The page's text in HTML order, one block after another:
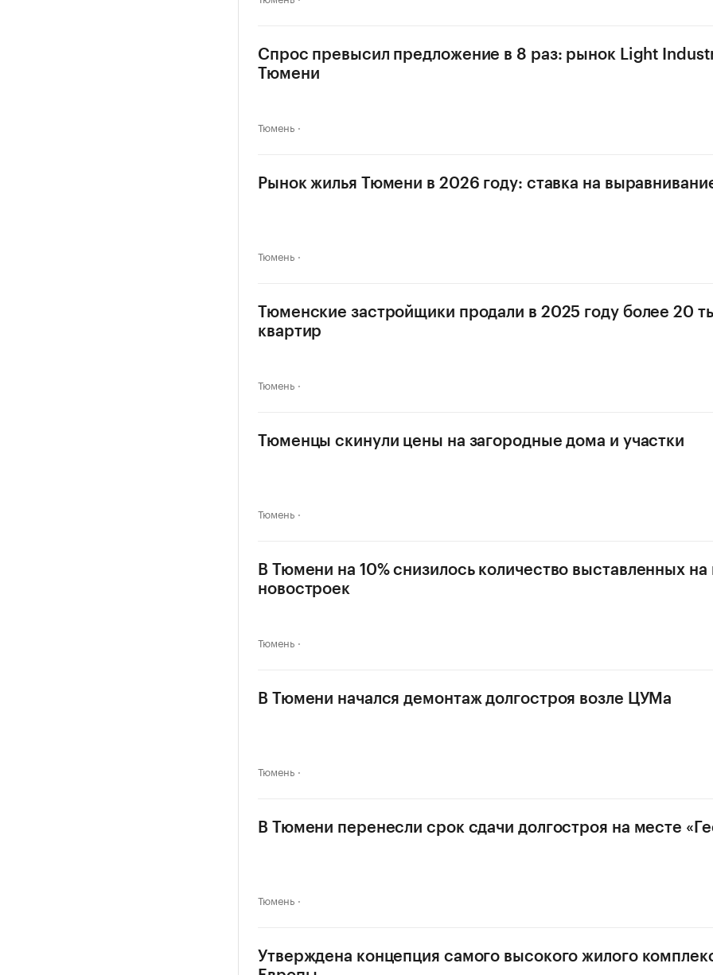
Спрос превысил предложение в 8 раз: рынок Light
Тюмени
Тюмень
Рынок жилья Тюмени в 2026 году: ставка на
Тюмень
Тюменские застройщики продали в 2025 году более 20
квартир
Тюмень
Тюменцы скинули цены на загородные дома и участки
Тюмень
В Тюмени на 10% снизилось количество выставленных
новостроек
Тюмень
В Тюмени начался демонтаж долгостроя возле ЦУМа
Тюмень
В Тюмени перенесли срок сдачи долгостроя на месте
Тюмень
Утверждена концепция самого высокого жилого